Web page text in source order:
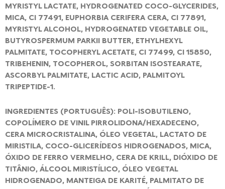
MYRISTYL LACTATE, HYDROGENATED COCO-GLYCERIDES,
MICA, CI 77491, EUPHORBIA CERIFERA CERA, CI 77891,
MYRISTYL ALCOHOL, HYDROGENATED VEGETABLE OIL,
BUTYROSPERMUM PARKII BUTTER, ETHYLHEXYL
PALMITATE, TOCOPHERYL ACETATE, CI 77499, CI 15850,
TRIBEHENIN, TOCOPHEROL, SORBITAN ISOSTEARATE,
ASCORBYL PALMITATE, LACTIC ACID, PALMITOYL
TRIPEPTIDE-1.
INGREDIENTES (PORTUGUÊS): POLI-ISOBUTILENO,
COPOLÍMERO DE VINIL PIRROLIDONA/HEXADECENO,
CERA MICROCRISTALINA, ÓLEO VEGETAL, LACTATO DE
MIRISTILA, COCO-GLICERÍDEOS HIDROGENADOS, MICA,
ÓXIDO DE FERRO VERMELHO, CERA DE KRILL, DIÓXIDO DE
TITÂNIO, ÁLCOOL MIRISTÍLICO, ÓLEO VEGETAL
HIDROGENADO, MANTEIGA DE KARITÉ, PALMITATO DE